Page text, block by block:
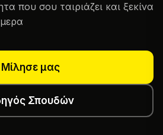
που σου ταιριάζει και ξεκίνα
Μίλησε μας
Σπουδών